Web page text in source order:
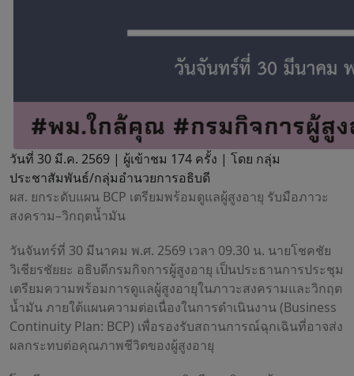
วันที่ 30 มี.ค. 2569 | ผู้เข้าชม 174 ครั้ง | โดย กลุ่ม
ประชาสัมพันธ์/กลุ่มอำนวยการอธิบดี
ผส. ยกระดับแผน BCP เตรียมพร้อมดูแลผู้สูงอายุ รับมือภาวะ
สงคราม–วิกฤตน้ำมัน
วันจันทร์ที่ 30 มีนาคม พ.ศ. 2569 เวลา 09.30 น. นายโชคชัย
วิเชียรชัยยะ อธิบดีกรมกิจการผู้สูงอายุ เป็นประธานการประชุม
เตรียมความพร้อมการดูแลผู้สูงอายุในภาวะสงครามและวิกฤต
น้ำมัน ภายใต้แผนความต่อเนื่องในการดำเนินงาน (Business
Continuity Plan: BCP) เพื่อรองรับสถานการณ์ฉุกเฉินที่อาจส่ง
ผลกระทบต่อคุณภาพชีวิตของผู้สูงอายุ